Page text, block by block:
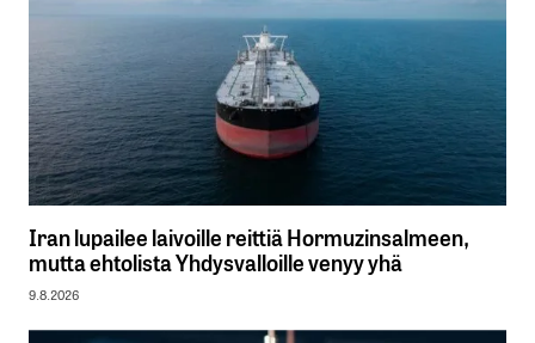
Iran lupailee laivoille reittiä Hormuzinsalmeen,
mutta ehtolista Yhdysvalloille venyy yhä
9.8.2026